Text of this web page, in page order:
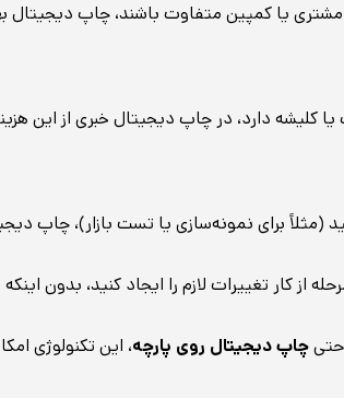
مشتری یا کمپین متفاوت باشند، چاپ
کلیشه دارد، در چاپ دیجیتال خبری از این
(مثلاً برای نمونه‌سازی یا تست بازار)، چاپ
از کار تغییرات لازم را ایجاد کنید، بدون
حتیچاپ دیجیتال روی پارچه، این تکنولوژی